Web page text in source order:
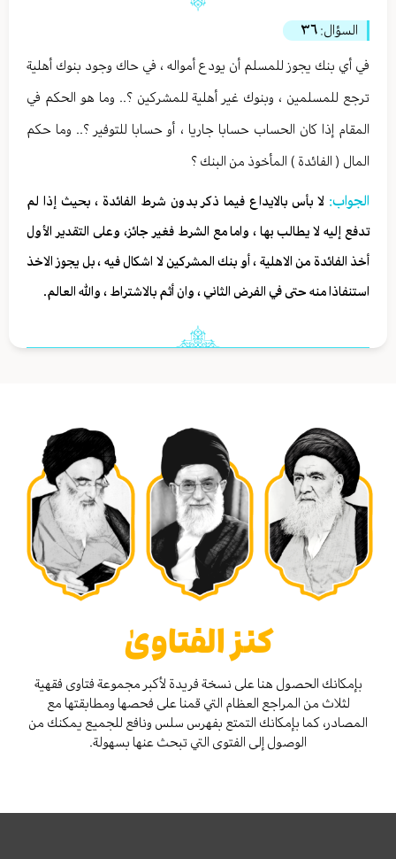
السؤال: ٣٦
في أي بنك يجوز للمسلم أن يودع أمواله ، في حاك وجود بنوك أهلية
ترجع للمسلمين ، وبنوك غير أهلية للمشركين ؟.. وما هو الحكم في
المقام إذا كان الحساب حسابا جاريا ، أو حسابا للتوفير ؟.. وما حكم
المال ( الفائدة ) المأخوذ من البنك ؟
الجواب: لا بأس بالايداع فيما ذكر بدون شرط الفائدة ، بحيث إذا لم
تدفع إليه لا يطالب بها ، واما مع الشرط فغير جائز، وعلى التقدير الأول
أخذ الفائدة من الاهلية ، أو بنك المشركين لا اشكال فيه ، بل يجوز الاخذ
استنفاذا منه حتى في الفرض الثاني ، وان أثم بالاشتراط ، والله العالم.
كنز الفتاوىٰ
بإمكانك الحصول هنا على نسخة فريدة لأكبر مجموعة فتاوى فقهية
لثلاث من المراجع العظام التي قمنا على فحصها ومطابقتها مع
المصادر، كما بإمكانك التمتع بفهرس سلس ونافع للجميع يمكنك من
الوصول إلى الفتوى التي تبحث عنها بسهولة.